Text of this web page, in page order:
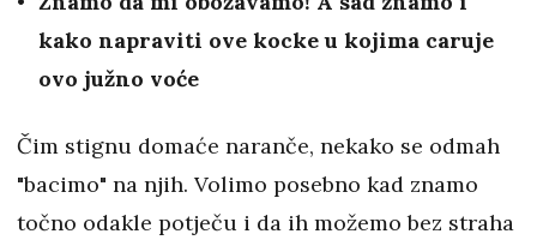
kako napraviti ove kocke u kojima caruje
ovo južno voće
Čim stignu domaće naranče, nekako se odmah
"bacimo" na njih. Volimo posebno kad znamo
točno odakle potječu i da ih možemo bez straha